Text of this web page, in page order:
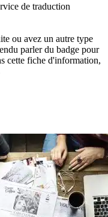
de traduction
ou avez un autre type
parler du badge pour
cette fiche d'information,